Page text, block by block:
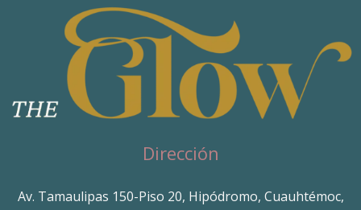
Dirección
Av. Tamaulipas 150-Piso 20, Hipódromo, Cuauhtémoc,